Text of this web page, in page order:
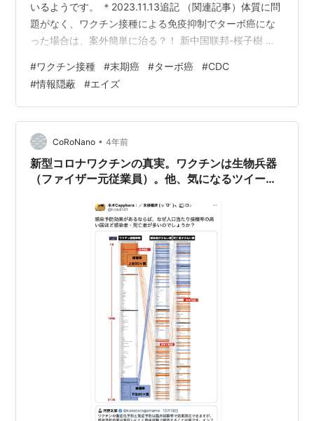
いるようです。 ＊2023.11.13追記 （関連記事）体質に問
題がなく、ワクチン接種による免疫抑制でターボ癌にな
った場合は、案外簡単に治る？！ 新中国联邦-桜子樹 さ
ワクチン接種後に「ターボ癌」が急増#mRNA #コロナワ
クチン #ターボ癌 * 癌細胞がワクチンを取り込むと、増
殖スイッチが入るそうです。 Ct40 さんのニコニコ動画
を掲載させていただきます。 * 「 ターボがん ワクチン !?
」 宮沢孝之 京都大学医生物学研究所附属感染…
#ワクチン接種 #末期癌 #ターボ癌 #CDC
#情報隠蔽 #エイズ
CoRoNano • 4年前
新型コロナワクチンの真実。ワクチンは生物兵器
（ファイザー元従業員）。他、気になるツイート